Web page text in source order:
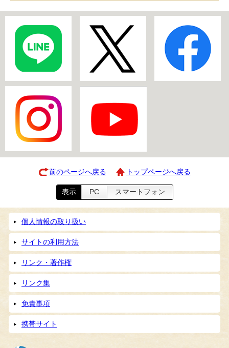
前のページへ戻る トップページへ戻る
表示 PC スマートフォン
個人情報の取り扱い
サイトの利用方法
リンク・著作権
リンク集
免責事項
携帯サイト